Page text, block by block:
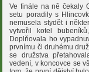
Ve finále na ně čekaly
setu poradily s
nemusela stydět i
vytvořil kotel
Doplňovala ho
prvnímu či druhému
se družstva
vedení, v koncovce se